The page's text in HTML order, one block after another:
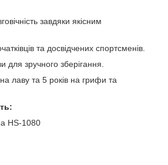
завдяки якісним
та досвідчених спортсменів.
для зручного зберігання.
лаву та 5 років на грифи та
HS-1080